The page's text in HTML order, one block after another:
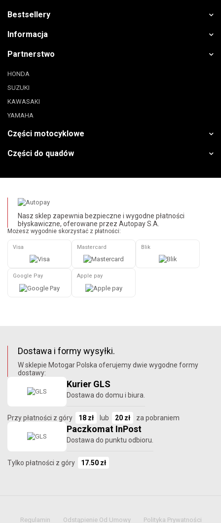
Bestsellery
Informacja
Partnerstwo
HONDA
SUZUKI
KAWASAKI
YAMAHA
Części motocyklowe
Części do quadów
Nasz sklep zapewnia bezpieczne i wygodne płatności
błyskawiczne, oferowane przez Autopay S.A.
Możesz wygodnie skorzystać z płatności:
Visa Mastercard Blik
Google Pay Apple pay
Dostawa i formy wysyłki.
W sklepie Motogar Polska oferujemy dwie wygodne formy
dostawy:
Kurier GLS
Dostawa do domu i biura.
Przy płatności z góry 18 zł lub 20 zł za pobraniem
Paczkomat InPost
Dostawa do punktu odbioru.
Tylko płatności z góry 17.50 zł
Regulamin Odstąpienie Od Umowy Polityka Prywatności